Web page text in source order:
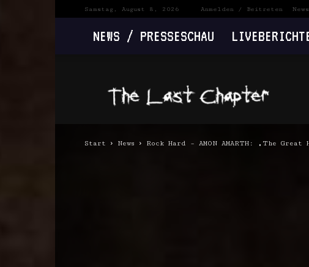
Samstag, August 8, 2026 Anmelden / Beitreten
NEWS / PRESSESCHAU
Last
Chapter
Start News Rock Hard – AMON AMARTH: „The